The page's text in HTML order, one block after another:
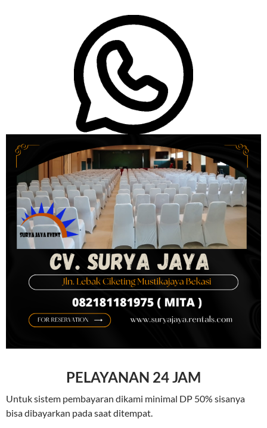
PELAYANAN 24 JAM
Untuk sistem pembayaran dikami minimal DP 50% sisanya
bisa dibayarkan pada saat ditempat.